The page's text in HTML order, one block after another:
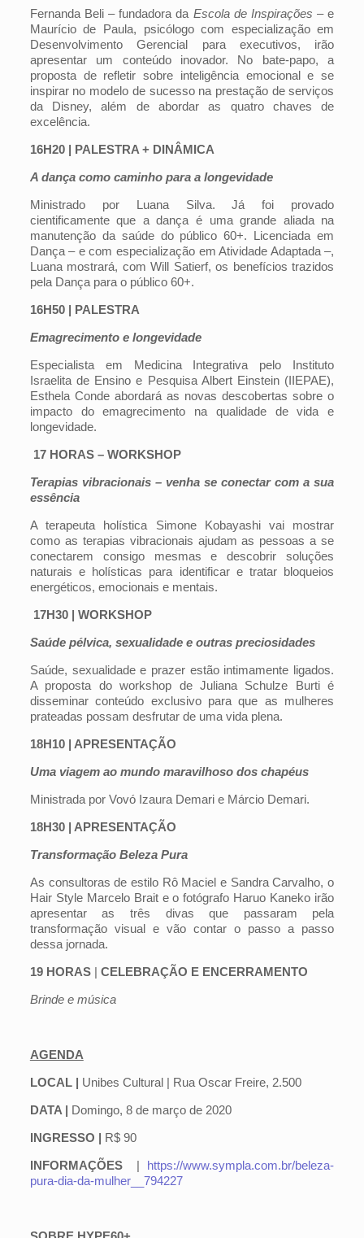
Fernanda Beli – fundadora da Escola de Inspirações – e
Maurício de Paula, psicólogo com especialização em
Desenvolvimento Gerencial para executivos, irão
apresentar um conteúdo inovador. No bate-papo, a
proposta de refletir sobre inteligência emocional e se
inspirar no modelo de sucesso na prestação de serviços
da Disney, além de abordar as quatro chaves de
excelência.
16H20 | PALESTRA + DINÂMICA
A dança como caminho para a longevidade
Ministrado por Luana Silva. Já foi provado
cientificamente que a dança é uma grande aliada na
manutenção da saúde do público 60+. Licenciada em
Dança – e com especialização em Atividade Adaptada –,
Luana mostrará, com Will Satierf, os benefícios trazidos
pela Dança para o público 60+.
16H50 | PALESTRA
Emagrecimento e longevidade
Especialista em Medicina Integrativa pelo Instituto
Israelita de Ensino e Pesquisa Albert Einstein (IIEPAE),
Esthela Conde abordará as novas descobertas sobre o
impacto do emagrecimento na qualidade de vida e
longevidade.
17 HORAS – WORKSHOP
Terapias vibracionais – venha se conectar com a sua
essência
A terapeuta holística Simone Kobayashi vai mostrar
como as terapias vibracionais ajudam as pessoas a se
conectarem consigo mesmas e descobrir soluções
naturais e holísticas para identificar e tratar bloqueios
energéticos, emocionais e mentais.
17H30 | WORKSHOP
Saúde pélvica, sexualidade e outras preciosidades
Saúde, sexualidade e prazer estão intimamente ligados.
A proposta do workshop de Juliana Schulze Burti é
disseminar conteúdo exclusivo para que as mulheres
prateadas possam desfrutar de uma vida plena.
18H10 | APRESENTAÇÃO
Uma viagem ao mundo maravilhoso dos chapéus
Ministrada por Vovó Izaura Demari e Márcio Demari.
18H30 | APRESENTAÇÃO
Transformação Beleza Pura
As consultoras de estilo Rô Maciel e Sandra Carvalho, o
Hair Style Marcelo Brait e o fotógrafo Haruo Kaneko irão
apresentar as três divas que passaram pela
transformação visual e vão contar o passo a passo
dessa jornada.
19 HORAS| CELEBRAÇÃO E ENCERRAMENTO
Brinde e música
AGENDA
LOCAL | Unibes Cultural | Rua Oscar Freire, 2.500
DATA | Domingo, 8 de março de 2020
INGRESSO | R$ 90
INFORMAÇÕES
https://www.sympla.com.br/beleza-
pura-dia-da-mulher__794227